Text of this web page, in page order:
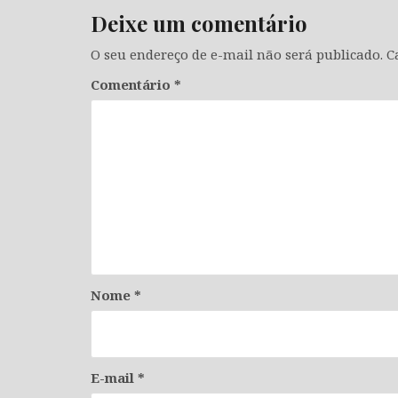
Deixe um comentário
O seu endereço de e-mail não será publicado.
Comentário *
Nome *
E-mail *